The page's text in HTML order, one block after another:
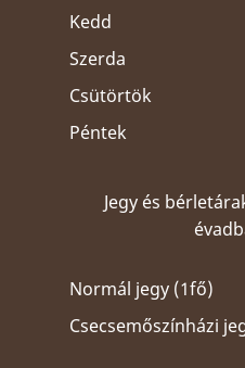
Kedd
Szerda
Csütörtök
Péntek
Jegy és
Normál jegy (1fő)
Csecsemőszínházi